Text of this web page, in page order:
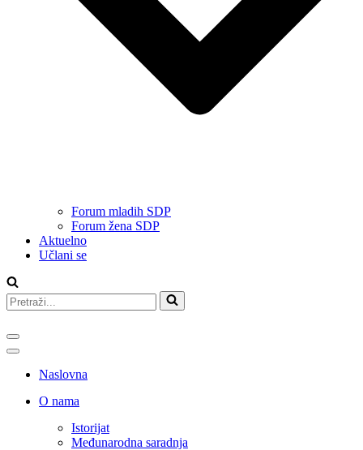
Forum mladih SDP
Forum žena SDP
Aktuelno
Učlani se
Search
for...
Navigation
Menu
Navigation
Naslovna
O nama
Istorijat
Međunarodna saradnja